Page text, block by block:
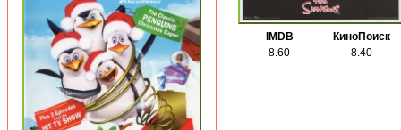
IMDB
8.60
КиноПоиск
8.40